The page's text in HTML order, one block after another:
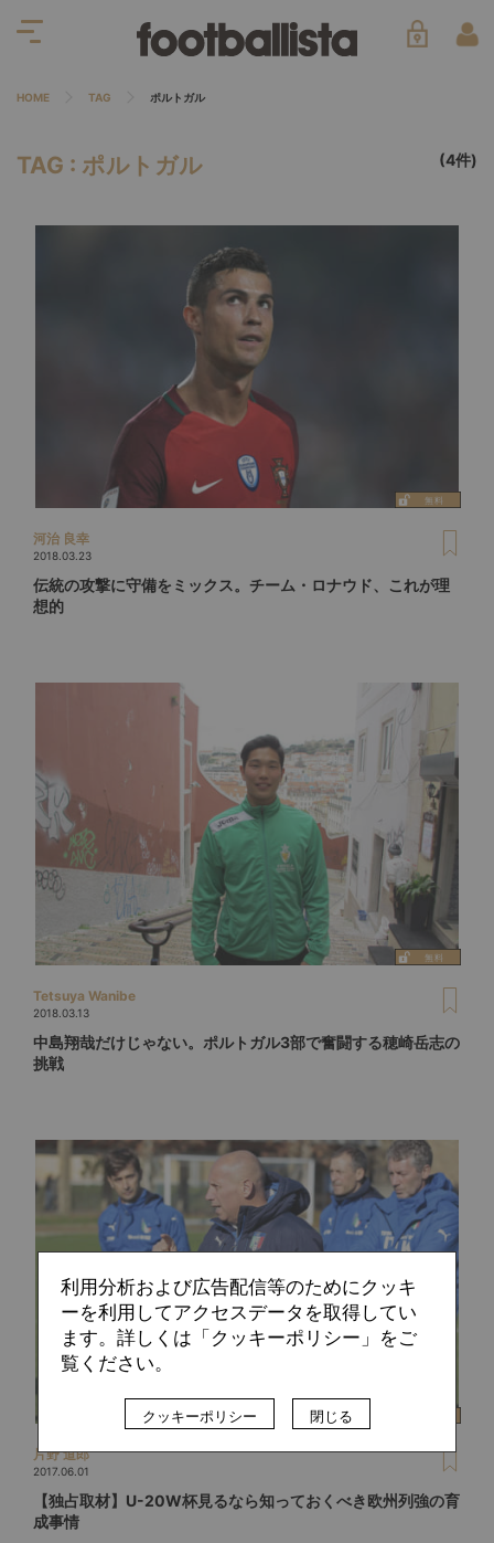
HOME TAG ポルトガル
TAG : ポルトガル (4件)
河治 良幸
2018.03.23
伝統の攻撃に守備をミックス。チーム・ロナウド、これが理
想的
Tetsuya Wanibe
2018.03.13
中島翔哉だけじゃない。ポルトガル3部で奮闘する穂崎岳志の
挑戦
片野 道郎
2017.06.01
【独占取材】U-20W杯見るなら知っておくべき欧州列強の育
成事情
利用分析および広告配信等のためにクッキ
ーを利用してアクセスデータを取得してい
ます。詳しくは「クッキーポリシー」をご
覧ください。
クッキーポリシー 閉じる